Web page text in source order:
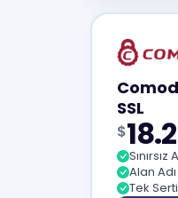
SSL
$
Sınırsız
Alan
Tek